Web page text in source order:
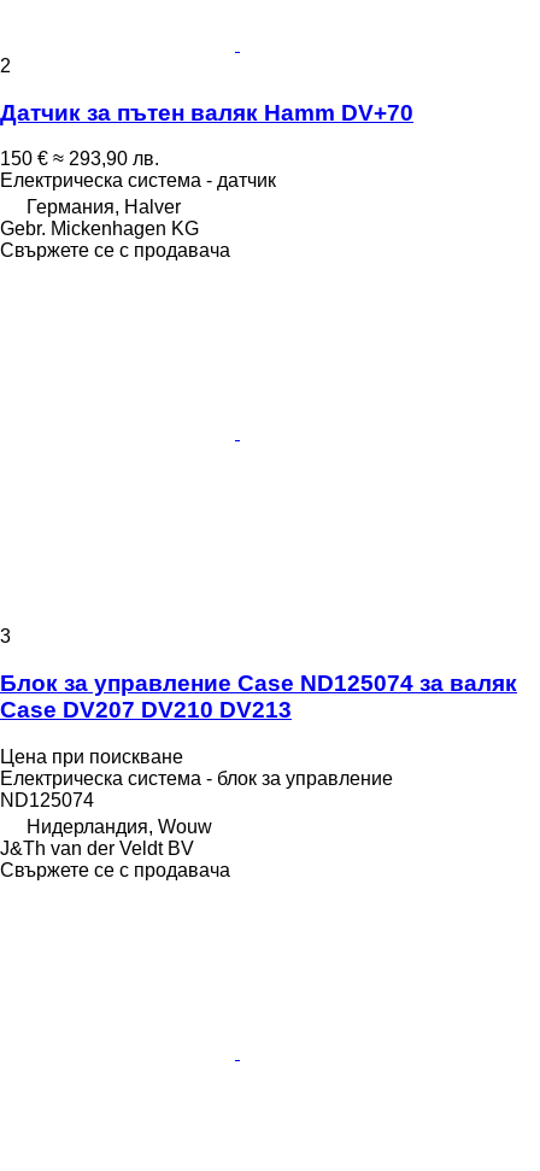
2
Датчик за пътен валяк Hamm DV+70
150 € ≈ 293,90 лв.
Електрическа система - датчик
Германия, Halver
Gebr. Mickenhagen KG
Свържете се с продавача
3
Блок за управление Case ND125074 за валяк
Case DV207 DV210 DV213
Цена при поискване
Електрическа система - блок за управление
ND125074
Нидерландия, Wouw
J&Th van der Veldt BV
Свържете се с продавача